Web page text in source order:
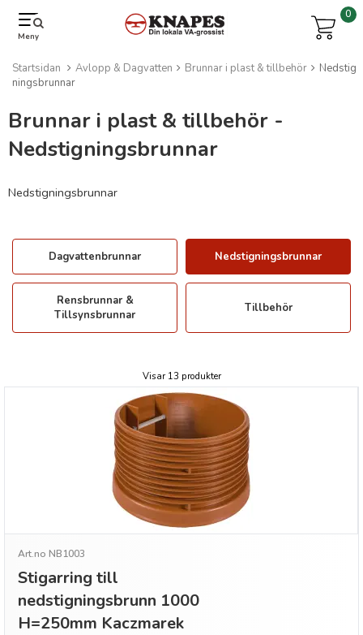
Meny
0
Startsidan Avlopp & Dagvatten Brunnar i plast & tillbehör
Nedstig
ningsbrunnar
Brunnar i plast & tillbehör -
Nedstigningsbrunnar
Nedstigningsbrunnar
Dagvattenbrunnar Nedstigningsbrunnar
Rensbrunnar &
Tillsynsbrunnar
Tillbehör
Visar 13 produkter
Art.no NB1003
Stigarring till
nedstigningsbrunn 1000
H=250mm Kaczmarek